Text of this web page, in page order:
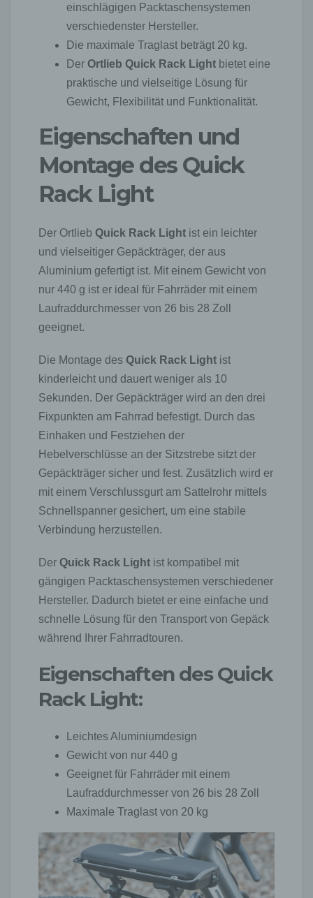
einschlägigen Packtaschensystemen
verschiedenster Hersteller.
Die maximale Traglast beträgt 20 kg.
Der Ortlieb Quick Rack Light bietet eine
praktische und vielseitige Lösung für
Gewicht, Flexibilität und Funktionalität.
Eigenschaften und
Montage des Quick
Rack Light
Der Ortlieb Quick Rack Light ist ein leichter
und vielseitiger Gepäckträger, der aus
Aluminium gefertigt ist. Mit einem Gewicht von
nur 440 g ist er ideal für Fahrräder mit einem
Laufraddurchmesser von 26 bis 28 Zoll
geeignet.
Die Montage des Quick Rack Light ist
kinderleicht und dauert weniger als 10
Sekunden. Der Gepäckträger wird an den drei
Fixpunkten am Fahrrad befestigt. Durch das
Einhaken und Festziehen der
Hebelverschlüsse an der Sitzstrebe sitzt der
Gepäckträger sicher und fest. Zusätzlich wird er
mit einem Verschlussgurt am Sattelrohr mittels
Schnellspanner gesichert, um eine stabile
Verbindung herzustellen.
Der Quick Rack Light ist kompatibel mit
gängigen Packtaschensystemen verschiedener
Hersteller. Dadurch bietet er eine einfache und
schnelle Lösung für den Transport von Gepäck
während Ihrer Fahrradtouren.
Eigenschaften des Quick
Rack Light:
Leichtes Aluminiumdesign
Gewicht von nur 440 g
Geeignet für Fahrräder mit einem
Laufraddurchmesser von 26 bis 28 Zoll
Maximale Traglast von 20 kg